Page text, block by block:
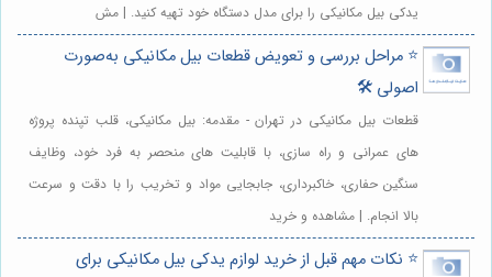
یدکی بیل مکانیکی را برای مدل دستگاه خود تهیه کنید. | مش
⭐️ مراحل بررسی و تعویض قطعات بیل مکانیکی به‌صورت
اصولی 🛠️
قطعات بیل مکانیکی در تهران - مقدمه: بیل مکانیکی، قلب تپنده پروژه
های عمرانی و راه سازی، با قابلیت های منحصر به فرد خود، وظایف
سنگین حفاری، خاکبرداری، جابجایی مواد و تخریب را با دقت و سرعت
بالا انجام. | مشاهده و خرید
⭐️ نکات مهم قبل از خرید لوازم یدکی بیل مکانیکی برای